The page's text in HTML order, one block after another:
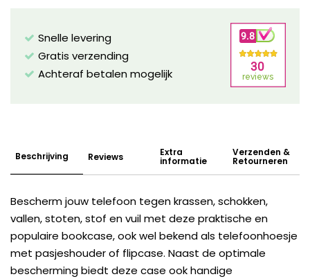
Snelle levering
Gratis verzending
Achteraf betalen mogelijk
Beschrijving Reviews Extra
informatie
Verzenden &
Retourneren
Bescherm jouw telefoon tegen krassen, schokken,
vallen, stoten, stof en vuil met deze praktische en
populaire bookcase, ook wel bekend als telefoonhoesje
met pasjeshouder of flipcase. Naast de optimale
bescherming biedt deze case ook handige